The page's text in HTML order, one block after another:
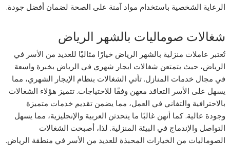
الرعاية الشخصية باستخدام مواد آمنة على الصحة لضمان أفضل جودة.
شغالات صوماليات بالشهر الرياض
تُعتبر عاملات منزلية بالشهر الرياض خيارًا مثاليًا للعديد من الأسر في
الرياض، حيث يتمتعن شغالات ايجار شهري في الرياض بخبرة واسعة
في مجال خدمات المنازل. تأتي الشغالات بنظام الإيجار الشهري، مما
يسهل على الأسر التعاقد معهن وفقًا للاحتياجات. تتميز هؤلاء الشغالات
بالاحترافية والتفاني في العمل، مما يضمن تقديم خدمات متميزة
وجودة عالية. كما أنهن غالبًا ما يتحدثن العربية والإنجليزية، مما يسهل
التواصل والإندماج في البيئة المنزلية. لذا، أصبحت الشغالات
الصوماليات من الخيارات المحبذة للعديد من الأسر في منطقة الرياض.